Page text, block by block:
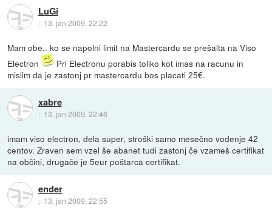
LuGi
:: 13. jan 2009, 22:22
Mam obe.. ko se napolni limit na Mastercardu se prešalta na Viso
Electron
Pri Electronu porabis toliko kot imas na racunu in
mislim da je zastonj pr mastercardu bos placati 25€.
xabre
:: 13. jan 2009, 22:46
imam viso electron, dela super, stroški samo mesečno vodenje 42
centov. Zraven sem vzel še abanet tudi zastonj če vzameš certifikat
na občini, drugače je 5eur poštarca certifikat.
ender
:: 13. jan 2009, 22:55